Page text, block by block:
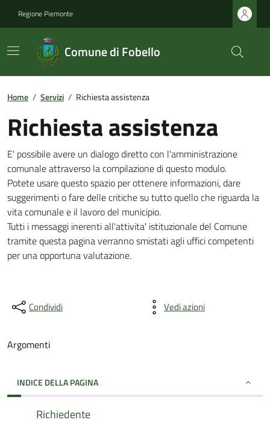
Regione Piemonte
Comune di Fobello
Home / Servizi / Richiesta assistenza
Richiesta assistenza
E' possibile avere un dialogo diretto con l'amministrazione
comunale attraverso la compilazione di questo modulo.
Potete usare questo spazio per ottenere informazioni, dare
suggerimenti o fare delle critiche su tutto quello che riguarda la
vita comunale e il lavoro del municipio.
Tutti i messaggi inerenti all'attivita' istituzionale del Comune
tramite questa pagina verranno smistati agli uffici competenti
per una opportuna valutazione.
Condividi Vedi azioni
Argomenti
INDICE DELLA PAGINA
Richiedente